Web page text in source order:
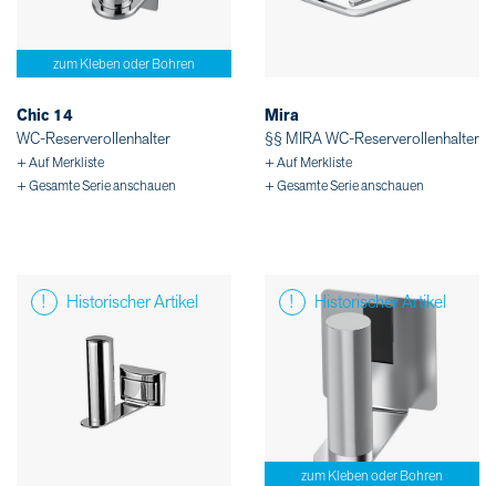
zum Kleben oder Bohren
Chic 14
WC-Reserverollenhalter
+ Auf Merkliste
+ Gesamte Serie anschauen
Mira
§§ MIRA WC-Reserverollenhalter
+ Auf Merkliste
+ Gesamte Serie anschauen
Historischer Artikel
zum Kleben oder Bohren
Historischer Artikel